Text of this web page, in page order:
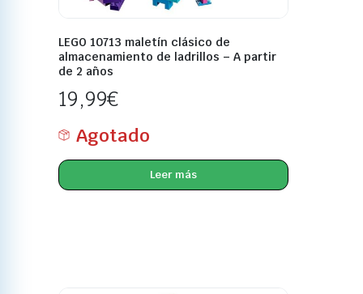
LEGO 10713 maletín clásico de
almacenamiento de ladrillos – A partir
de 2 años
19,99€
Agotado
Leer más